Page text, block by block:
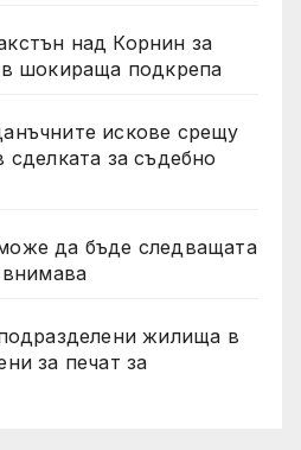
над Корнин за
шокираща подкрепа
искове срещу
сделката за съдебно
да бъде следващата
жилища в
за печат за